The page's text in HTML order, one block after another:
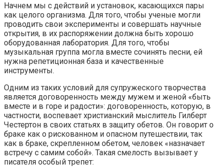
Начнем мы с действий и установок, касающихся пары
как целого организма. Для того, чтобы ученые могли
проводить свои эксперименты и совершать научные
открытия, в их распоряжении должна быть хорошо
оборудованная лаборатория. Для того, чтобы
музыкальная группа могла вместе сочинять песни, ей
нужна репетиционная база и качественные
инструменты.
Одним из таких условий для супружеского творчества
является договоренность между мужем и женой «быть
вместе и в горе и радости»: договоренность, которую, в
частности, воспевает христианский мыслитель Гилберт
Честертон в своих статьях в защиту обетов. Он говорит о
браке как о рискованном и опасном путешествии, так
как в браке, скрепленном обетом, человек «назначает
встречу с самим собой». Такая смелость вызывает у
писателя особый трепет: